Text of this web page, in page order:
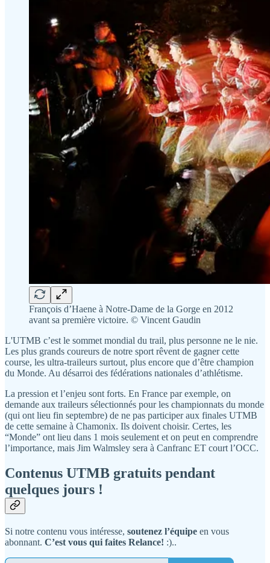
François d’Haene à Notre-Dame de la Gorge en 2012
avant sa première victoire. © Vincent Gaudin
L'UTMB c’est le sommet mondial du trail, plus personne ne le nie.
Les plus grands coureurs de notre sport rêvent de gagner cette
course, les ultra-traileurs surtout, plus encore que d’être champion
du Monde. Au désarroi des fédérations nationales d’athlétisme.
La pression et l’enjeu sont forts. En France par exemple, on
demande aux traileurs sélectionnés pour les championnats du monde
(qui ont lieu fin septembre) de ne pas participer aux finales UTMB
de cette semaine à Chamonix. Ils doivent choisir. Certes, les
“Monde” ont lieu dans 1 mois seulement et on peut en comprendre
l’importance, mais Jim Walmsley sera à Canfranc ET court l’OCC.
Contenus UTMB gratuits pendant
quelques jours !
Si notre contenu vous intéresse, soutenez l’équipe en vous
abonnant. C’est vous qui faites Relance! :)..